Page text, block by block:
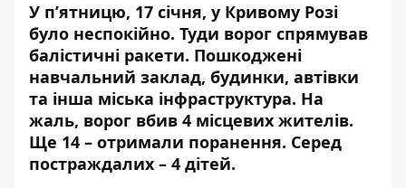
У п’ятницю, 17 січня, у Кривому Розі
було неспокійно. Туди ворог спрямував
балістичні ракети. Пошкоджені
навчальний заклад, будинки, автівки
та інша міська інфраструктура. На
жаль, ворог вбив 4 місцевих жителів.
Ще 14 – отримали поранення. Серед
постраждалих – 4 дітей.